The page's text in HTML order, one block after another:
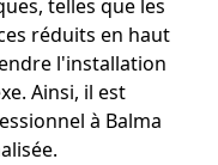
telles que les
réduits en haut
l'installation
Ainsi, il est
à Balma